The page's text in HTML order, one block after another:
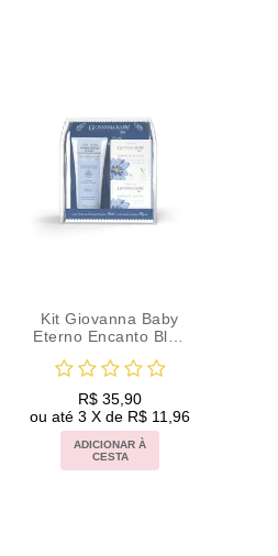
Kit Giovanna Baby
Eterno Encanto Blue
Vegetal.
R$ 35,90
ou até 3 X de R$ 11,96
ADICIONAR À
CESTA